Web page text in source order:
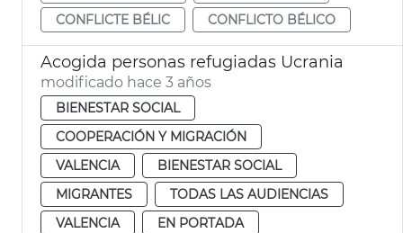
CONFLICTE BÉLIC
CONFLICTO BÉLICO
Acogida personas refugiadas Ucrania
modificado hace 3 años
BIENESTAR SOCIAL
COOPERACIÓN Y MIGRACIÓN
VALENCIA
BIENESTAR SOCIAL
MIGRANTES
TODAS LAS AUDIENCIAS
VALENCIA
EN PORTADA